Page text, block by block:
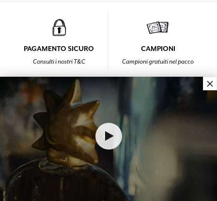
PAGAMENTO SICURO
Consulti i nostri T&C
CAMPIONI
Campioni gratuiti nel pacco
FEDELTÀ
Ogni acquisto
(esclusi gli sconti)
le fa guadagnare punti
CONTATTACI
e Dalle 14:00 alle 18:00
al +33 4 92 42 34 34
IDÉES CADEAUX SAINT-VALENTIN 2025
×